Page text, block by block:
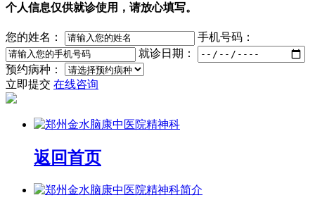
个人信息仅供就诊使用，请放心填写。
您的姓名：
手机号码：
就诊日期：
预约病种：
立即提交 在线咨询
返回首页